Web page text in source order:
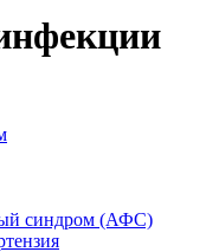
синдром (АФС)